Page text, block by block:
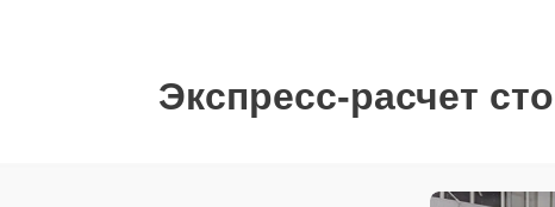
Экспресс-расчет